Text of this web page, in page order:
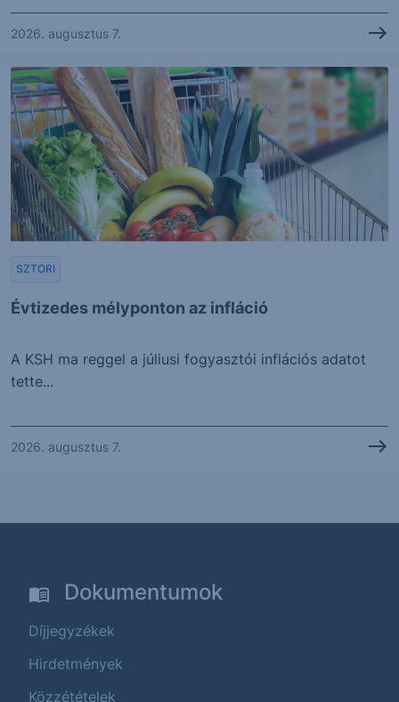
2026. augusztus 7.
Évtizedes mélyponton az infláció
SZTORI
A KSH ma reggel a júliusi fogyasztói inflációs adatot
tette...
2026. augusztus 7.
Dokumentumok
Díjjegyzékek
Hirdetmények
Közzétételek